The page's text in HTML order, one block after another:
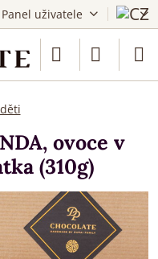
Panel uživatele
ovoce v
(310g)